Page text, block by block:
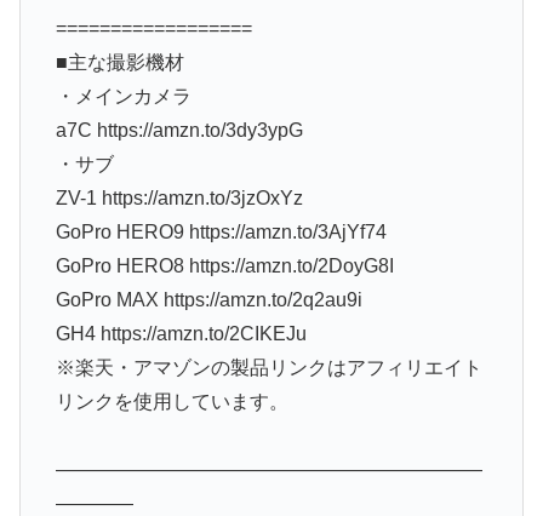
==================
■主な撮影機材
・メインカメラ
a7C https://amzn.to/3dy3ypG
・サブ
ZV-1 https://amzn.to/3jzOxYz
GoPro HERO9 https://amzn.to/3AjYf74
GoPro HERO8 https://amzn.to/2DoyG8I
GoPro MAX https://amzn.to/2q2au9i
GH4 https://amzn.to/2CIKEJu
※楽天・アマゾンの製品リンクはアフィリエイト
リンクを使用しています。
——————————————————————
————